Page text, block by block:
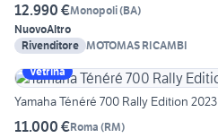
12.990 €Monopoli(BA)
NuovoAltro
Rivenditore MOTOMAS RICAMBI
Vetrina
Yamaha Ténéré 700 Rally Edition 2023
11.000 €Roma (RM)